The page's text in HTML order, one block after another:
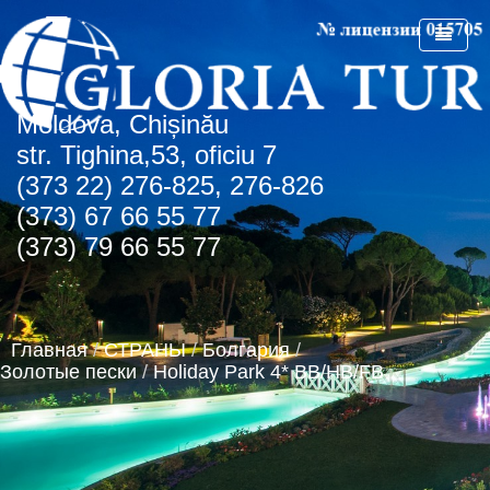
Мoldova, Chișinău
str. Tighina,53, oficiu 7
(373 22) 276-825, 276-826
(373) 67 66 55 77
(373) 79 66 55 77
Главная / СТРАНЫ / Болгария /
Золотые пески / Holiday Park 4* BB/HB/FB
ГЛАВНАЯ
О КОМПАНИИ
СПЕЦПРЕДЛОЖЕНИЯ
СПО Болгария
СТРАНЫ
Болгария
Албена
Золотые пески
Регион Чайка
Солнечный день
Греция
о.Крит
Турция
Румыния
ОАЭ
НОВОСТИ
КОНТАКТЫ
АГЕНТСТВАМ
Туристическая лицензия
Транспортная лицензия